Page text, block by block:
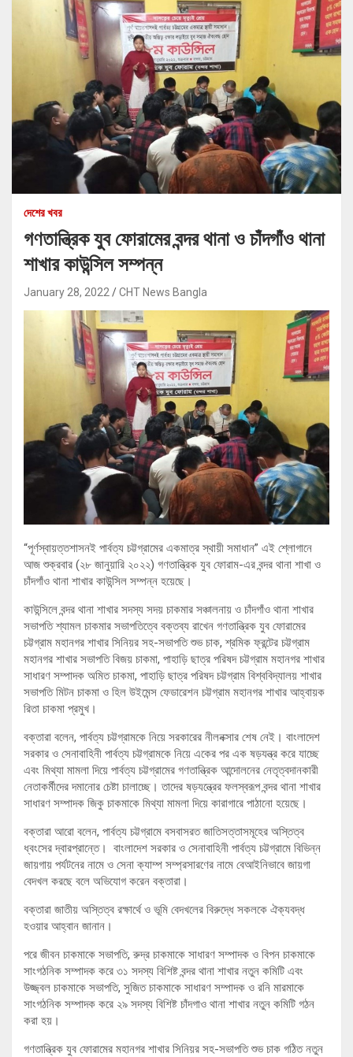
দেশের খবর
গণতান্ত্রিক যুব ফোরামের বন্দর থানা ও চাঁদগাঁও থানা
শাখার কাউন্সিল সম্পন্ন
January 28, 2022 CHT News Bangla
“পূর্ণস্বায়ত্তশাসনই পার্বত্য চট্টগ্রামের একমাত্র স্থায়ী সমাধান” এই শ্লোগানে
আজ শুক্রবার (২৮ জানুয়ারি ২০২২) গণতান্ত্রিক যুব ফোরাম-এর বন্দর থানা শাখা ও
চাঁদগাঁও থানা শাখার কাউন্সিল সম্পন্ন হয়েছে।
কাউন্সিলে বন্দর থানা শাখার সদস্য সদয় চাকমার সঞ্চালনায় ও চাঁদগাঁও থানা শাখার
সভাপতি শ্যামল চাকমার সভাপতিত্বে বক্তব্য রাখেন গণতান্ত্রিক যুব ফোরামের
চট্টগ্রাম মহানগর শাখার সিনিয়র সহ-সভাপতি শুভ চাক, শ্রমিক ফ্রন্টের চট্টগ্রাম
মহানগর শাখার সভাপতি বিজয় চাকমা, পাহাড়ি ছাত্র পরিষদ চট্টগ্রাম মহানগর শাখার
সাধারণ সম্পাদক অমিত চাকমা, পাহাড়ি ছাত্র পরিষদ চট্টগ্রাম বিশ্ববিদ্যালয় শাখার
সভাপতি মিটন চাকমা ও হিল উইমেন্স ফেডারেশন চট্টগ্রাম মহানগর শাখার আহ্বায়ক
রিতা চাকমা প্রমুখ।
বক্তারা বলেন, পার্বত্য চট্টগ্রামকে নিয়ে সরকারের নীলনক্সার শেষ নেই। বাংলাদেশ
সরকার ও সেনাবাহিনী পার্বত্য চট্টগ্রামকে নিয়ে একের পর এক ষড়যন্ত্র করে যাচ্ছে
এবং মিথ্যা মামলা দিয়ে পার্বত্য চট্টগ্রামের গণতান্ত্রিক আন্দোলনের নেতৃত্বদানকারী
নেতাকর্মীদের দমানোর চেষ্টা চালাচ্ছে। তাদের ষড়যন্ত্রের ফলস্বরূপ বন্দর থানা শাখার
সাধারণ সম্পাদক জিকু চাকমাকে মিথ্যা মামলা দিয়ে কারাগারে পাঠানো হয়েছে।
বক্তারা আরো বলেন, পার্বত্য চট্টগ্রামে বসবাসরত জাতিসত্তাসমূহের অস্তিত্ব
ধ্বংসের দ্বারপ্রান্তে। বাংলাদেশ সরকার ও সেনাবাহিনী পার্বত্য চট্টগ্রামে বিভিন্ন
জায়গায় পর্যটনের নামে ও সেনা ক্যাম্প সম্প্রসারণের নামে বেআইনিভাবে জায়গা
বেদখল করছে বলে অভিযোগ করেন বক্তারা।
বক্তারা জাতীয় অস্তিত্ব রক্ষার্থে ও ভূমি বেদখলের বিরুদ্ধে সকলকে ঐক্যবদ্ধ
হওয়ার আহ্বান জানান।
পরে জীবন চাকমাকে সভাপতি, রুদ্র চাকমাকে সাধারণ সম্পাদক ও বিপন চাকমাকে
সাংগঠনিক সম্পাদক করে ৩১ সদস্য বিশিষ্ট বন্দর থানা শাখার নতুন কমিটি এবং
উজ্জ্বল চাকমাকে সভাপতি, সুজিত চাকমাকে সাধারণ সম্পাদক ও রনি মারমাকে
সাংগঠনিক সম্পাদক করে ২৯ সদস্য বিশিষ্ট চাঁদগাও থানা শাখার নতুন কমিটি গঠন
করা হয়।
গণতান্ত্রিক যুব ফোরামের মহানগর শাখার সিনিয়র সহ-সভাপতি শুভ চাক গঠিত নতুন